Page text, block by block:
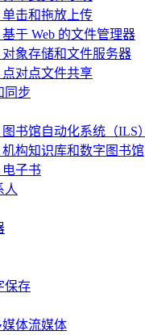
击和拖放上传
于 Web 的文件管理器
象存储和文件服务器
对点文件共享
同步
书馆自动化系统（ILS）
构知识库和数字图书馆
子书
人
保存
体流媒体